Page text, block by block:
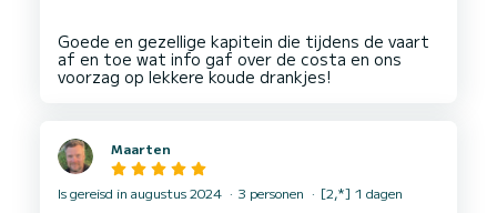
Goede en gezellige kapitein die tijdens de vaart
af en toe wat info gaf over de costa en ons
Maarten
Is gereisd in augustus 2024 3 personen [2,*] 1 dagen